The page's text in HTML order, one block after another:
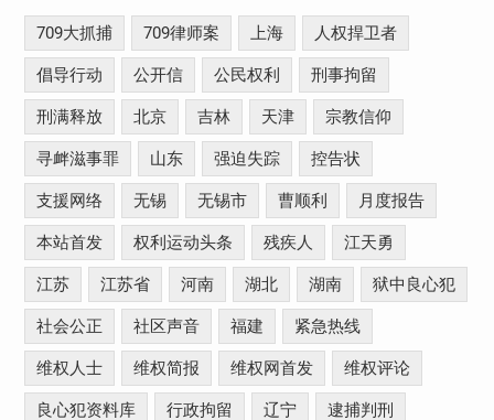
709大抓捕 709律师案 上海 人权捍卫者
倡导行动 公开信 公民权利 刑事拘留
刑满释放 北京 吉林 天津 宗教信仰
寻衅滋事罪 山东 强迫失踪 控告状
支援网络 无锡 无锡市 曹顺利 月度报告
本站首发 权利运动头条 残疾人 江天勇
江苏 江苏省 河南 湖北 湖南 狱中良心犯
社会公正 社区声音 福建 紧急热线
维权人士 维权简报 维权网首发 维权评论
良心犯资料库 行政拘留 辽宁 逮捕判刑